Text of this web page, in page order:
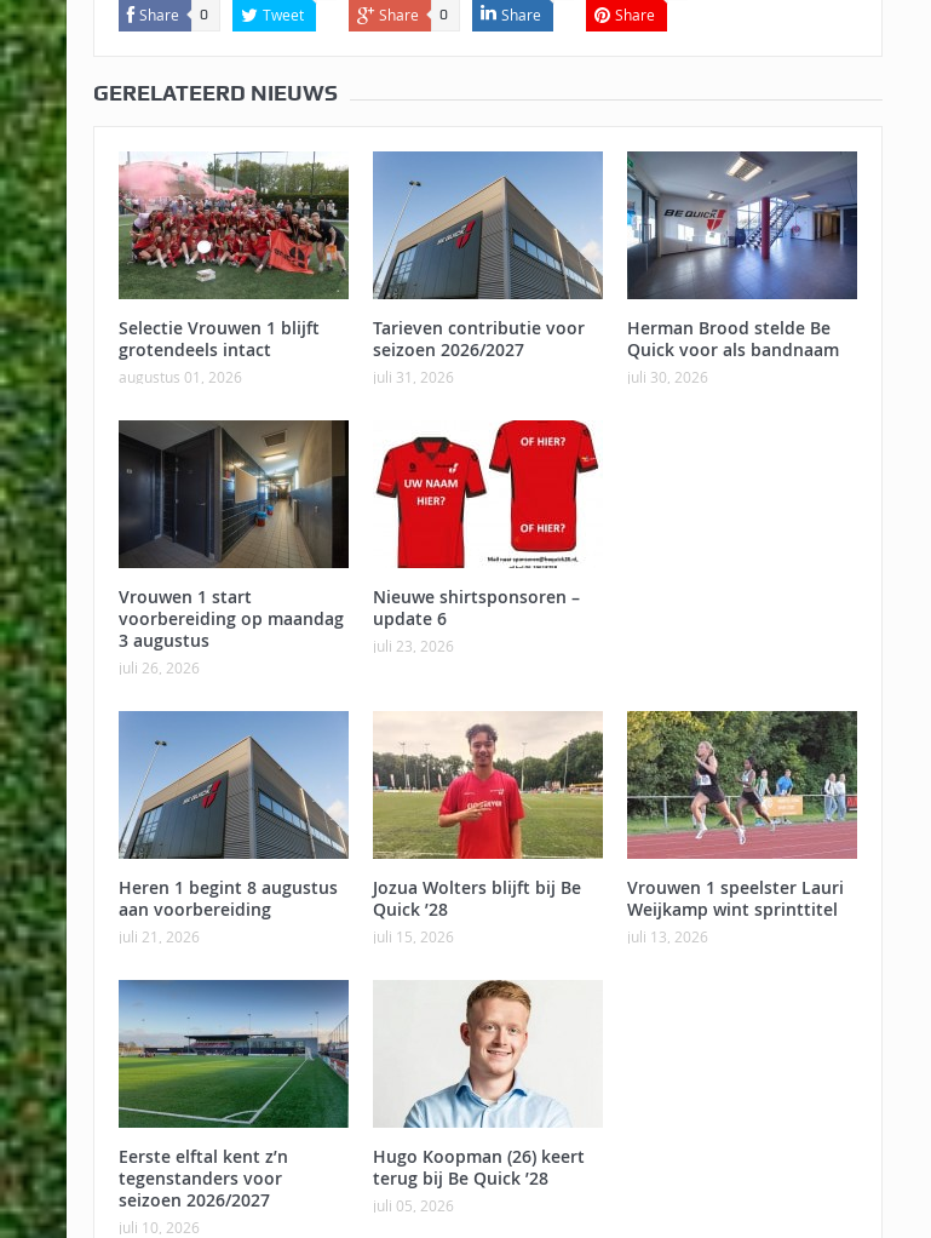
Share 0 Tweet Share 0 Share Share
GERELATEERD NIEUWS
Selectie Vrouwen 1 blijft
grotendeels intact
augustus 01, 2026
Tarieven contributie voor
seizoen 2026/2027
juli 31, 2026
Herman Brood stelde Be
Quick voor als bandnaam
juli 30, 2026
Vrouwen 1 start
voorbereiding op maandag
3 augustus
juli 26, 2026
Nieuwe shirtsponsoren –
update 6
juli 23, 2026
Heren 1 begint 8 augustus
aan voorbereiding
juli 21, 2026
Jozua Wolters blijft bij Be
Quick ’28
juli 15, 2026
Vrouwen 1 speelster Lauri
Weijkamp wint sprinttitel
juli 13, 2026
Eerste elftal kent z’n
tegenstanders voor
seizoen 2026/2027
juli 10, 2026
Hugo Koopman (26) keert
terug bij Be Quick ’28
juli 05, 2026